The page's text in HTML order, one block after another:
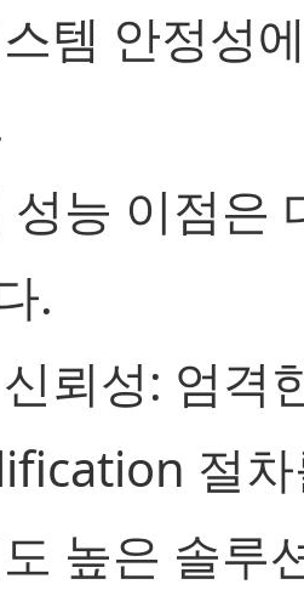
템 안정성
성능 이점은
.
뢰성: 엄격
절
높은 솔루